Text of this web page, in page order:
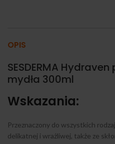
OPIS
SESDERMA
mydła 300ml
Wskazania:
Przeznaczony do wszystkich
delikatnej i wrażliwej, także ze